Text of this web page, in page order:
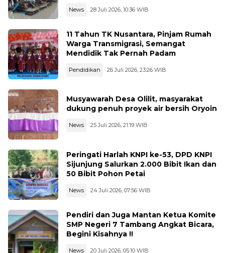
News 28 Juli 2026, 10:36 WIB
11 Tahun TK Nusantara, Pinjam Rumah
Warga Transmigrasi, Semangat
Mendidik Tak Pernah Padam
Pendidikan 26 Juli 2026, 23:26 WIB
Musyawarah Desa Olilit, masyarakat
dukung penuh proyek air bersih Oryoin
News 25 Juli 2026, 21:19 WIB
Peringati Harlah KNPI ke-53, DPD KNPI
Sijunjung Salurkan 2.000 Bibit Ikan dan
50 Bibit Pohon Petai
News 24 Juli 2026, 07:56 WIB
Pendiri dan Juga Mantan Ketua Komite
SMP Negeri 7 Tambang Angkat Bicara,
Begini Kisahnya !!
News 20 Juli 2026, 05:10 WIB